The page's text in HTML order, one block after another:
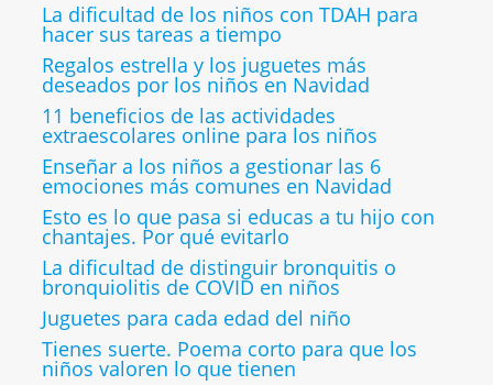
La dificultad de los niños con TDAH para
hacer sus tareas a tiempo
Regalos estrella y los juguetes más
deseados por los niños en Navidad
11 beneficios de las actividades
extraescolares online para los niños
Enseñar a los niños a gestionar las 6
emociones más comunes en Navidad
Esto es lo que pasa si educas a tu hijo con
chantajes. Por qué evitarlo
La dificultad de distinguir bronquitis o
bronquiolitis de COVID en niños
Juguetes para cada edad del niño
Tienes suerte. Poema corto para que los
niños valoren lo que tienen